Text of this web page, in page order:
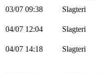
03/07 09:38 Slagteri
04/07 12:04 Slagteri
04/07 14:18 Slagteri